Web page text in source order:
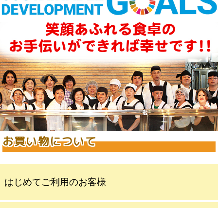
お買い物について
はじめてご利用のお客様